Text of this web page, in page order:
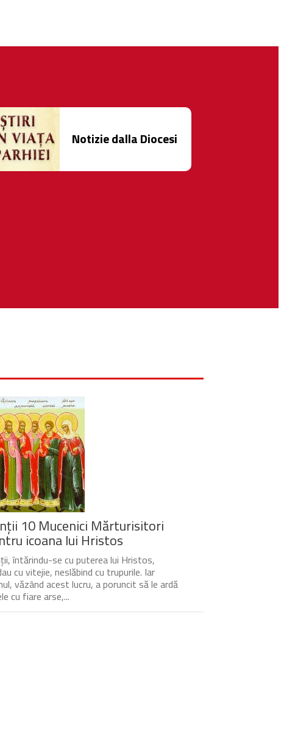
Notizie dalla Diocesi
10 Mucenici Mărturisitori
icoana lui Hristos
întărindu-se cu puterea lui Hristos,
cu vitejie, neslăbind cu trupurile. Iar
văzând acest lucru, a poruncit să le ardă
cu fiare arse,...